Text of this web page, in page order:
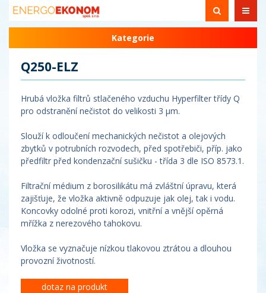
Kategorie
Q250-ELZ
Hrubá vložka filtrů stlačeného vzduchu Hyperfilter třídy Q
pro odstranění nečistot do velikosti 3 µm.
Slouží k odloučení mechanických nečistot a olejových
zbytků v potrubních rozvodech, před spotřebiči, příp. jako
předfiltr před kondenzační sušičku - třída 3 dle ISO 8573.1.
Filtrační médium z borosilikátu má zvláštní úpravu, která
zajišťuje, že vložka aktivně odpuzuje jak olej, tak i vodu.
Koncovky odolné proti korozi, vnitřní a vnější opěrná
mřížka z nerezového tahokovu.
Vložka se vyznačuje nízkou tlakovou ztrátou a dlouhou
provozní životností.
dotaz na produkt